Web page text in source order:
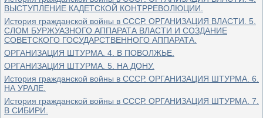
ВЫСТУПЛЕНИЕ КАДЕТСКОЙ КОНТРРЕВОЛЮЦИИ.
История гражданской войны в СССР. ОРГАНИЗАЦИЯ ВЛАСТИ. 5.
СЛОМ БУРЖУАЗНОГО АППАРАТА ВЛАСТИ И СОЗДАНИЕ
СОВЕТСКОГО ГОСУДАРСТВЕННОГО АППАРАТА.
ОРГАНИЗАЦИЯ ШТУРМА. 4. В ПОВОЛЖЬЕ.
ОРГАНИЗАЦИЯ ШТУРМА. 5. НА ДОНУ.
История гражданской войны в СССР. ОРГАНИЗАЦИЯ ШТУРМА. 6.
НА УРАЛЕ.
История гражданской войны в СССР. ОРГАНИЗАЦИЯ ШТУРМА. 7.
В СИБИРИ.